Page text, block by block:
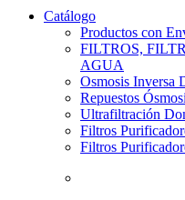
Catálogo
Productos con
FILTROS,
AGUA
Osmosis Inversa
Repuestos
Ultrafiltración
Filtros
Filtros